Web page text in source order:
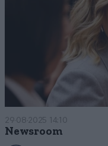
29·08·2025 14:10
Newsroom